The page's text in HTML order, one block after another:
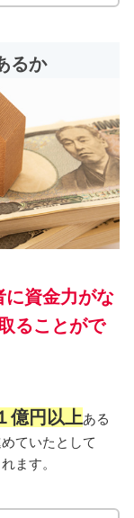
るか
に資金力がな
ることがで
億円以上ある
ていたとして
ます。